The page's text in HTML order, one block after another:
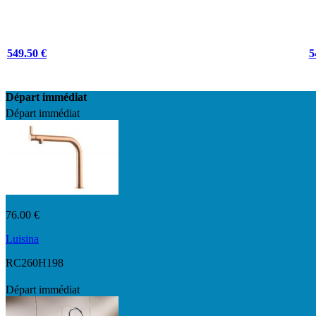
549.50 €
Départ immédiat
Départ immédiat
76.00 €
Luisina
RC260H198
Départ immédiat